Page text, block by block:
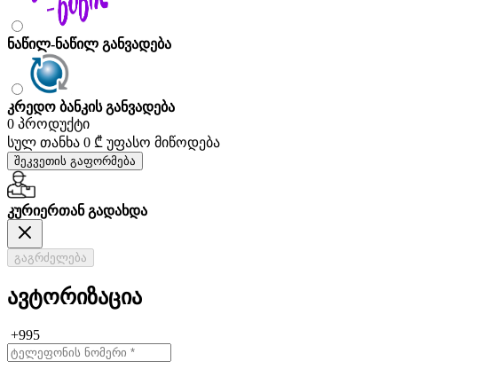
ნაწილ-ნაწილ განვადება
კრედო ბანკის განვადება
0 პროდუქტი
სულ თანხა 0 ₾ უფასო მიწოდება
შეკვეთის გაფორმება
კურიერთან გადახდა
გაგრძელება
ავტორიზაცია
+995